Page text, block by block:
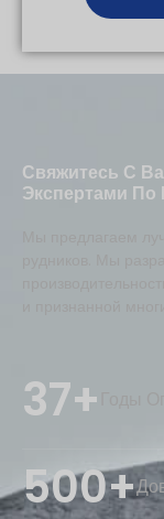
Свяжитесь С
Экспертами
37+
500+